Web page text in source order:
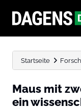
Startseite
Maus mit
ein